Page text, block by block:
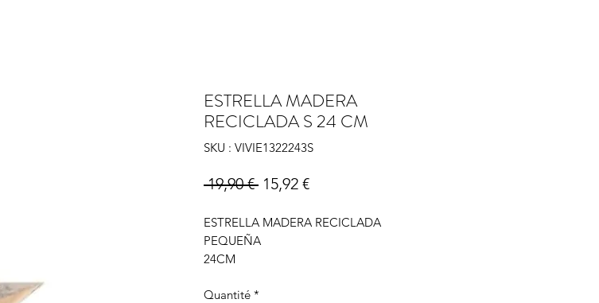
ESTRELLA MADERA
RECICLADA S 24 CM
SKU : VIVIE1322243S
19,90 € Prix original
15,92 €Prix promotionnel
ESTRELLA MADERA RECICLADA
PEQUEÑA
24CM
Quantité *